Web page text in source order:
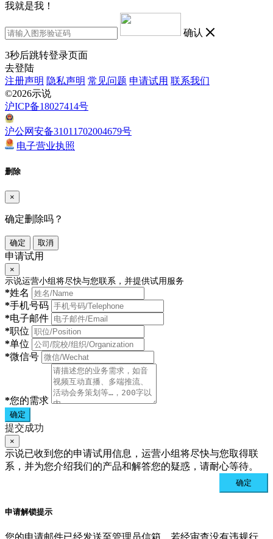
我就是我！
确认
3秒后跳转登录页面
去登陆
注册声明 隐私声明 常见问题 申请试用 联系我们
©2026示说
沪ICP备18027414号
沪公网安备31011702004679号
电子营业执照
删除
×
确定删除吗？
确定 取消
申请试用
×
示说运营小组将尽快与您联系，并提供试用服务
*姓名
*手机号码
*电子邮件
*职位
*单位
*微信号
*您的需求
确定
提交成功
×
示说已收到您的申请试用信息，运营小组将尽快与您取得联
系，并为您介绍我们的产品和解答您的疑惑，请耐心等待。
确定
申请解锁提示
您的申请邮件已经发送至管理员信箱。若经审查没有违规行